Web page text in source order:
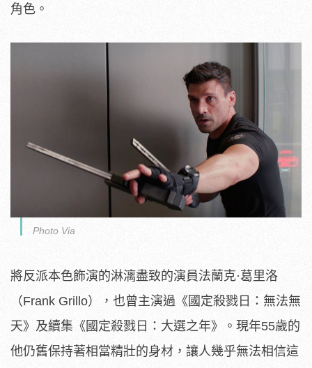
角色。
Photo Via
將反派本色飾演的淋漓盡致的演員法蘭克·葛里洛
（Frank Grillo），也曾主演過《國定殺戮日：無法無
天》及續集《國定殺戮日：大選之年》。現年55歲的
他仍舊保持著相當精壯的身材，讓人幾乎無法相信這